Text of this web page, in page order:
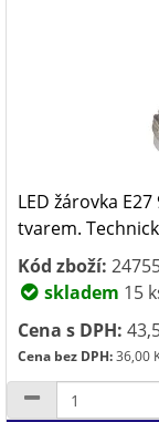
LED žárovka
tvarem.
Kód zboží:
skladem 15
Cena s DPH:
Cena bez DPH:36,00